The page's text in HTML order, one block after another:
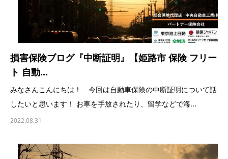
損害保険ブログ『中断証明』【姫路市 保険 フリー
ト 自動...
みなさんこんにちは！ 今回は自動車保険の中断証明について話
したいと思います！ お車を手放されたり、留学などで海...
2022.08.31